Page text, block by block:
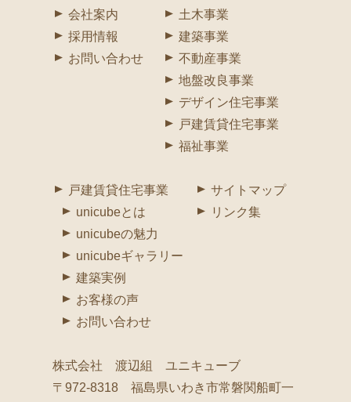
会社案内
採用情報
お問い合わせ
土木事業
建築事業
不動産事業
地盤改良事業
デザイン住宅事業
戸建賃貸住宅事業
福祉事業
戸建賃貸住宅事業
unicubeとは
unicubeの魅力
unicubeギャラリー
建築実例
お客様の声
お問い合わせ
サイトマップ
リンク集
株式会社 渡辺組 ユニキューブ
〒972-8318 福島県いわき市常磐関船町一